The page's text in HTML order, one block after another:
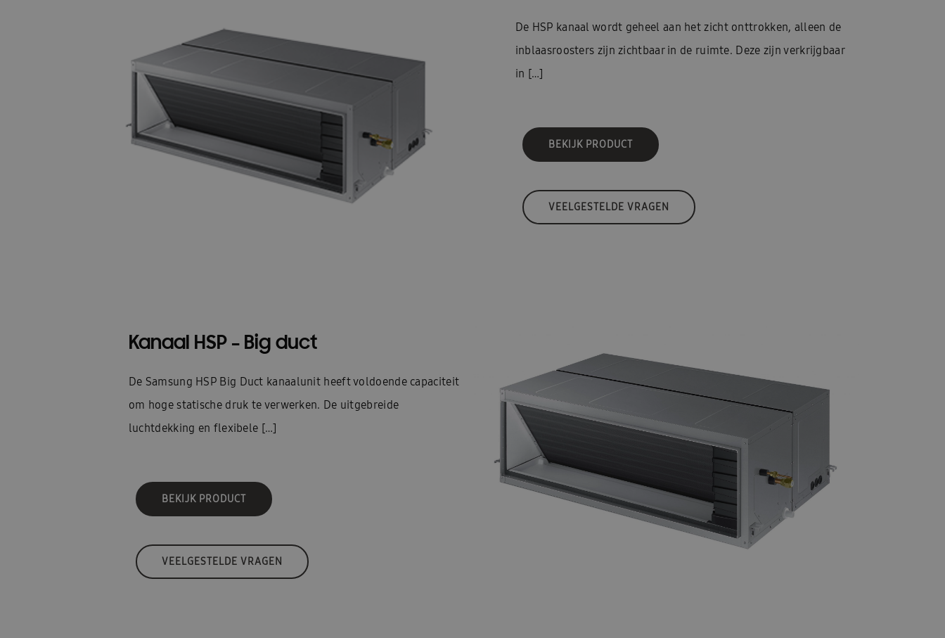
De HSP kanaal wordt geheel aan het zicht onttrokken, alleen de
inblaasroosters zijn zichtbaar in de ruimte. Deze zijn verkrijgbaar
in […]
BEKIJK PRODUCT
VEELGESTELDE VRAGEN
Kanaal HSP – Big duct
De Samsung HSP Big Duct kanaalunit heeft voldoende capaciteit
om hoge statische druk te verwerken. De uitgebreide
luchtdekking en flexibele […]
BEKIJK PRODUCT
VEELGESTELDE VRAGEN